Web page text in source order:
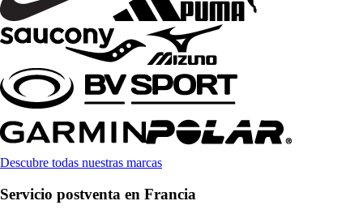
Descubre todas nuestras marcas
Servicio postventa en Francia